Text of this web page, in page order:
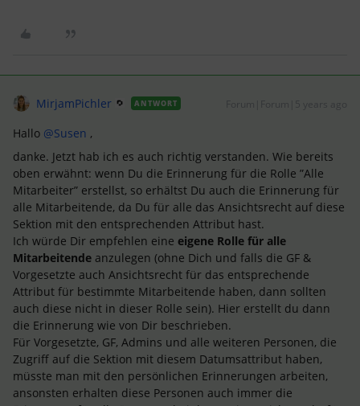
MirjamPichler ANTWORT
Hallo @Susen ,
danke. Jetzt hab ich es auch richtig verstanden. Wie bereits
oben erwähnt: wenn Du die Erinnerung für die Rolle ”Alle
Mitarbeiter” erstellst, so erhältst Du auch die Erinnerung für
alle Mitarbeitende, da Du für alle das Ansichtsrecht auf diese
Sektion mit den entsprechenden Attribut hast.
Ich würde Dir empfehlen eine eigene Rolle für alle
Mitarbeitende anzulegen (ohne Dich und falls die GF &
Vorgesetzte auch Ansichtsrecht für das entsprechende
Attribut für bestimmte Mitarbeitende haben, dann sollten
auch diese nicht in dieser Rolle sein). Hier erstellt du dann
die Erinnerung wie von Dir beschrieben.
Für Vorgesetzte, GF, Admins und alle weiteren Personen, die
Zugriff auf die Sektion mit diesem Datumsattribut haben,
müsste man mit den persönlichen Erinnerungen arbeiten,
ansonsten erhalten diese Personen auch immer die